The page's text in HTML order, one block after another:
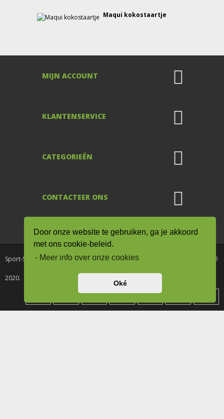
Door onze website te gebruiken, ga je akkoord
met ons cookie-beleid.
- Meer info over onze cookies
Oké
Maqui kokostaartje
MIJN ACCOUNT
KLANTENSERVICE
CATEGORIEËN
CONTACTEER ONS
supplementen.nl/ bijWebwinkelKeur Reviewsis
9.0/10 gebaseerd op 8 reviews.
Sport-Supplementen.nl onderdeel van Drogisterij / Kruiderij Rode Pilaren ©
2020.